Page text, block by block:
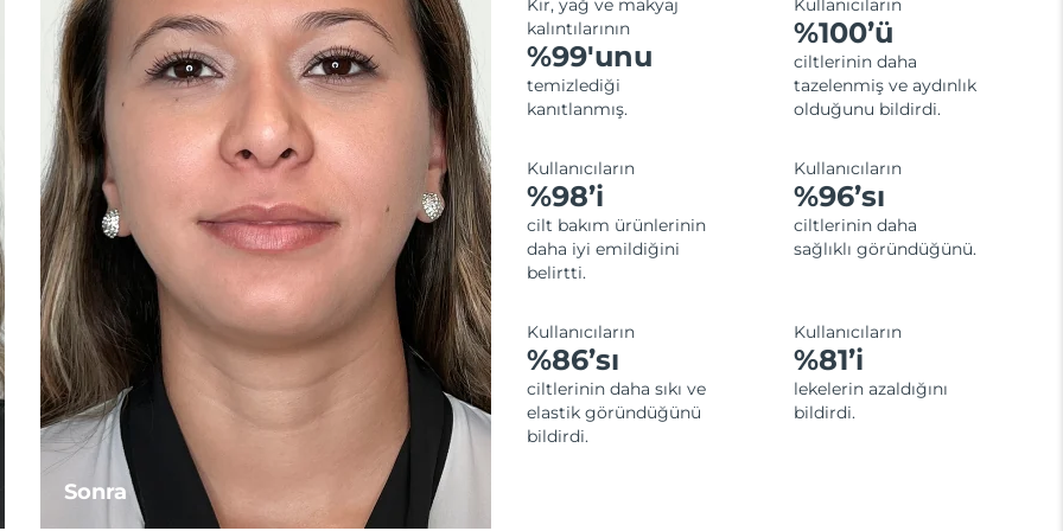
Sonra
Kir, yağ ve makyaj
kalıntılarının
%99'unu
temizlediği
kanıtlanmış.
Kullanıcıların
%100’ü
ciltlerinin daha
tazelenmiş ve aydınlık
olduğunu bildirdi.
Kullanıcıların
%98’i
cilt bakım ürünlerinin
daha iyi emildiğini
belirtti.
Kullanıcıların
%96’sı
ciltlerinin daha
sağlıklı göründüğünü.
Kullanıcıların
%86’sı
ciltlerinin daha sıkı ve
elastik göründüğünü
bildirdi.
Kullanıcıların
%81’i
lekelerin azaldığını
bildirdi.